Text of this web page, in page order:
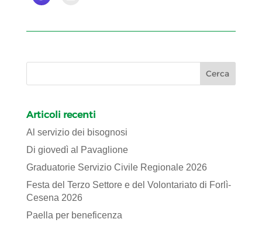
Articoli recenti
Al servizio dei bisognosi
Di giovedì al Pavaglione
Graduatorie Servizio Civile Regionale 2026
Festa del Terzo Settore e del Volontariato di Forlì-
Cesena 2026
Paella per beneficenza